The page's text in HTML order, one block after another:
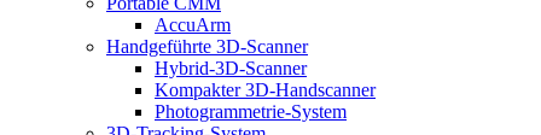
AccuArm
Handgeführte 3D-Scanner
Hybrid-3D-Scanner
Kompakter 3D-Handscanner
Photogrammetrie-System